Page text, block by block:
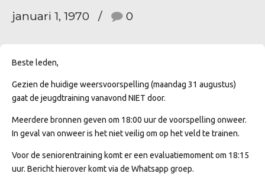
januari 1, 1970 0
Beste leden,
Gezien de huidige weersvoorspelling (maandag 31 augustus)
gaat de jeugdtraining vanavond NIET door.
Meerdere bronnen geven om 18:00 uur de voorspelling onweer.
In geval van onweer is het niet veilig om op het veld te trainen.
Voor de seniorentraining komt er een evaluatiemoment om 18:15
uur. Bericht hierover komt via de Whatsapp groep.